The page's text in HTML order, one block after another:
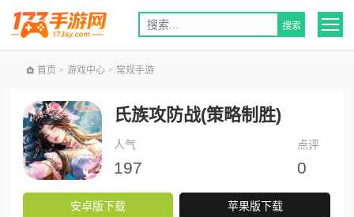
首页 > 游戏中心 > 常规手游
氏族攻防战(策略制胜)
人气
197
点评
0
安卓版下载 苹果版下载